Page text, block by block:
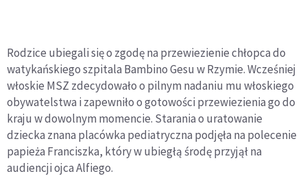
Rodzice ubiegali się o zgodę na przewiezienie chłopca do
watykańskiego szpitala Bambino Gesu w Rzymie. Wcześniej
włoskie MSZ zdecydowało o pilnym nadaniu mu włoskiego
obywatelstwa i zapewniło o gotowości przewiezienia go do
kraju w dowolnym momencie. Starania o uratowanie
dziecka znana placówka pediatryczna podjęła na polecenie
papieża Franciszka, który w ubiegłą środę przyjął na
audiencji ojca Alfiego.